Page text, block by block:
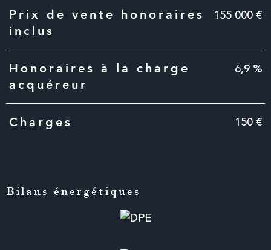
Caractéristiques Valeurs
Prix de vente honoraires
inclus
155 000 €
Honoraires à la charge
acquéreur
6,9 %
Charges 150 €
Bilans énergétiques